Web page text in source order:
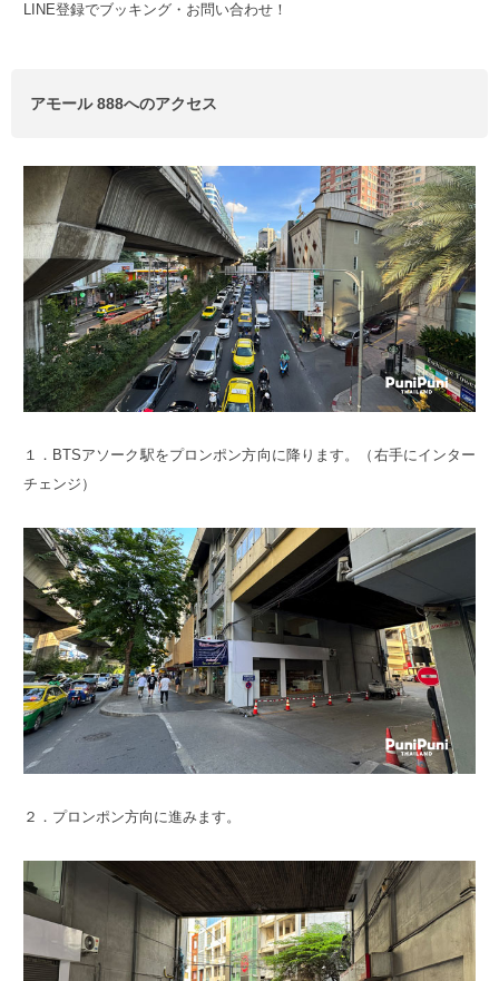
LINE登録でブッキング・お問い合わせ！
アモール 888へのアクセス
１．BTSアソーク駅をプロンポン方向に降ります。（右手にインター
チェンジ）
２．プロンポン方向に進みます。